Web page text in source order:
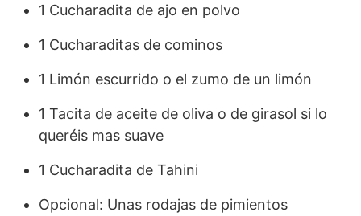
1 Cucharadita de ajo en polvo
1 Cucharaditas de cominos
1 Limón escurrido o el zumo de un limón
1 Tacita de aceite de oliva o de girasol si lo
queréis mas suave
1 Cucharadita de Tahini
Opcional: Unas rodajas de pimientos